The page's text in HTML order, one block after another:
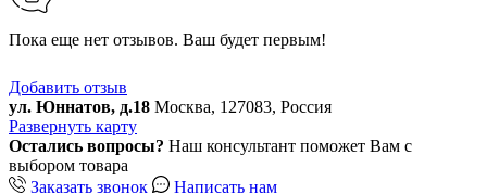
Пока еще нет отзывов. Ваш будет первым!
Добавить отзыв
ул. Юннатов, д.18 Москва, 127083, Россия
Развернуть карту
Остались вопросы? Наш консультант поможет Вам с
выбором товара
Заказать звонок
Написать нам